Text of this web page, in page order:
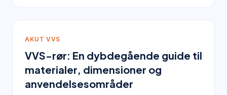
AKUT VVS
VVS-rør: En dybdegående guide til
materialer, dimensioner og
anvendelsesområder